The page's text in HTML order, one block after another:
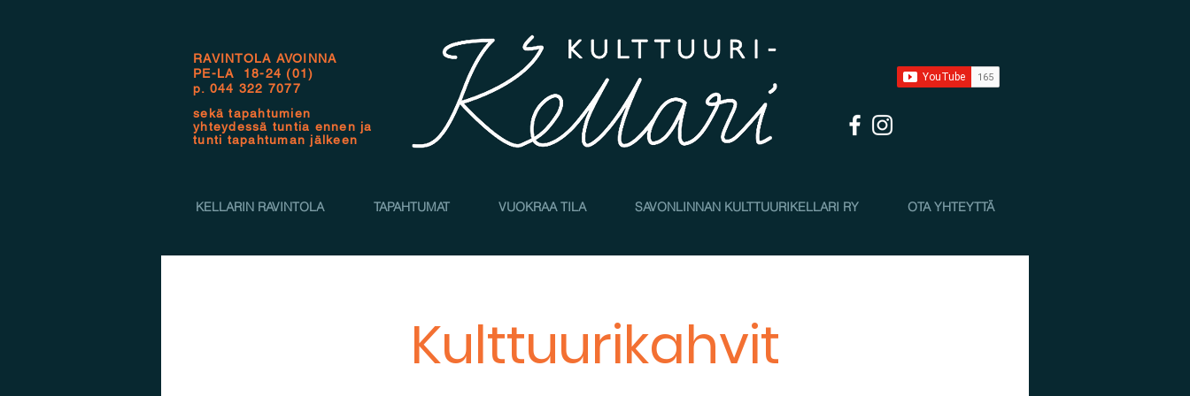
RAVINTOLA AVOINNA
PE-LA 18-24 (01)
p. 044 322 7077
sekä tapahtumien
yhteydessä tuntia ennen ja
tunti tapahtuman jälkeen
KELLARIN RAVINTOLA TAPAHTUMAT VUOKRAA TILA SAVONLINNAN KULTTUURIKELLARI RY OTA YHTEYTTÄ
Kulttuurikahvit